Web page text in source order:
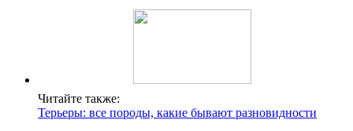
Читайте также:
Терьеры: все породы, какие бывают разновидности